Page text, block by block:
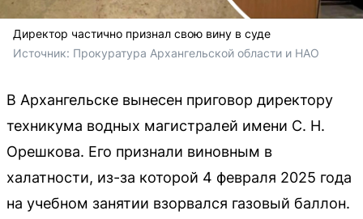
Директор частично признал свою вину в суде
Источник: Прокуратура Архангельской области и НАО
В Архангельске вынесен приговор директору
техникума водных магистралей имени С. Н.
Орешкова. Его признали виновным в
халатности, из-за которой 4 февраля 2025 года
на учебном занятии взорвался газовый баллон.